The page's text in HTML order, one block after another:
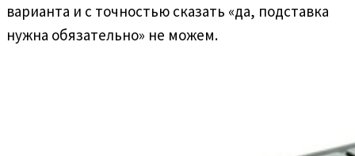
варианта и с точностью сказать «да, подставка
нужна обязательно» не можем.